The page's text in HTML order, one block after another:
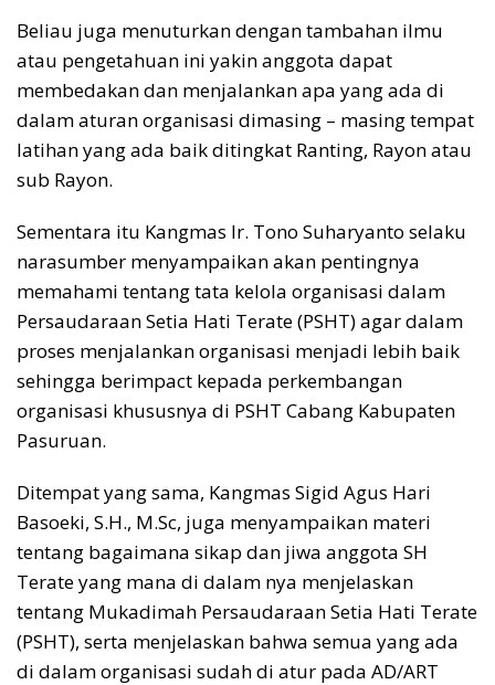
Beliau juga menuturkan dengan tambahan ilmu
atau pengetahuan ini yakin anggota dapat
membedakan dan menjalankan apa yang ada di
dalam aturan organisasi dimasing – masing tempat
latihan yang ada baik ditingkat Ranting, Rayon atau
sub Rayon.
Sementara itu Kangmas Ir. Tono Suharyanto selaku
narasumber menyampaikan akan pentingnya
memahami tentang tata kelola organisasi dalam
Persaudaraan Setia Hati Terate (PSHT) agar dalam
proses menjalankan organisasi menjadi lebih baik
sehingga berimpact kepada perkembangan
organisasi khususnya di PSHT Cabang Kabupaten
Pasuruan.
Ditempat yang sama, Kangmas Sigid Agus Hari
Basoeki, S.H., M.Sc, juga menyampaikan materi
tentang bagaimana sikap dan jiwa anggota SH
Terate yang mana di dalam nya menjelaskan
tentang Mukadimah Persaudaraan Setia Hati Terate
(PSHT), serta menjelaskan bahwa semua yang ada
di dalam organisasi sudah di atur pada AD/ART